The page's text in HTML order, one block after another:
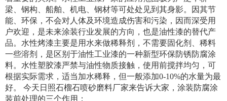
梁、钢构、船舶、机电、钢材等可处处见到其身影。因其节
能、环保，不会对人体及环境造成伤害和污染，因而深受用
户欢迎，是未来涂装行业发展的方向，也是油性漆的替代产
品。 水性烤漆主要是用水来做稀释剂，不需要固化剂、稀料
一些溶剂，是区别于油性工业漆的一种新型环保防锈防腐涂
料。 水性塑胶漆严禁与油性物质接触，使用前搅拌均匀，可
根据实际需求，适当加水稀释，但一般添加0-10%的水量为最
好。 今天日照石榴石喷砂磨料厂家来告诉大家，涂装防腐涂
装前处理的三个作用：